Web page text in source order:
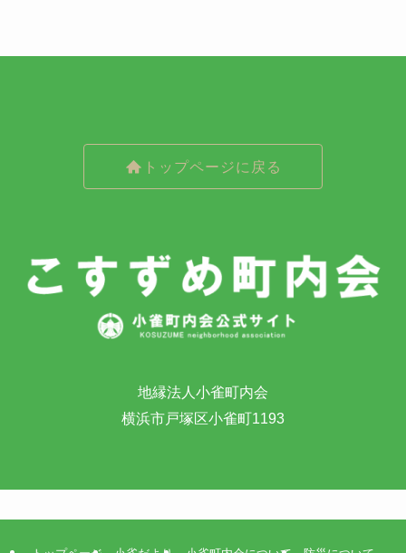
トップページに戻る
地縁法人小雀町内会
横浜市戸塚区小雀町1193